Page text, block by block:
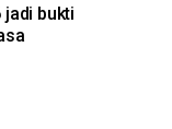
jadi bukti